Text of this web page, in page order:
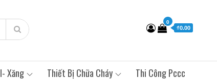
0
₫0.00
Xăng Thiết Bị Chữa Cháy Thi Công Pccc